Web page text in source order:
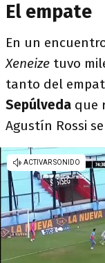
El empate
En un
Xeneize tuvo
tanto del
Sepúlveda que
Agustín Rossi